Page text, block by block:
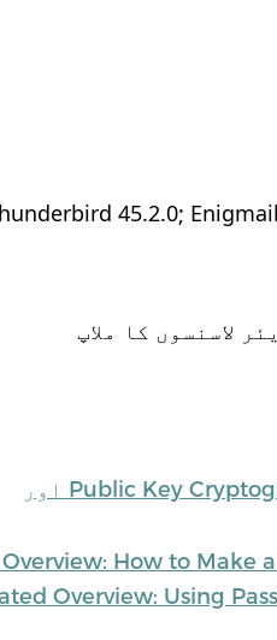
45.2.0;
لاسنسوں کا ملاپ
How to Make
Overview: Using